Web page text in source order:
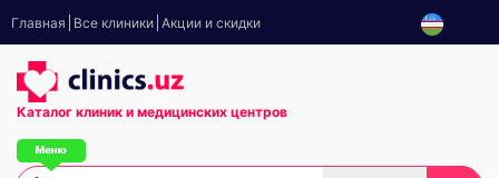
Главная Все клиники Акции и скидки
Каталог клиник и медицинских центров